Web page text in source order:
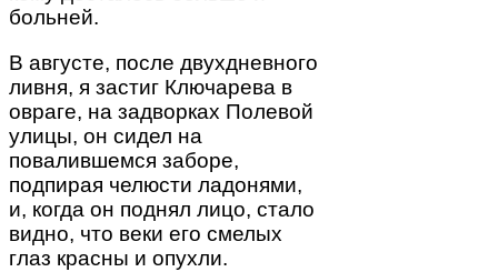
больней.
В августе, после двухдневного
ливня, я застиг Ключарева в
овраге, на задворках Полевой
улицы, он сидел на
повалившемся заборе,
подпирая челюсти ладонями,
и, когда он поднял лицо, стало
видно, что веки его смелых
глаз красны и опухли.